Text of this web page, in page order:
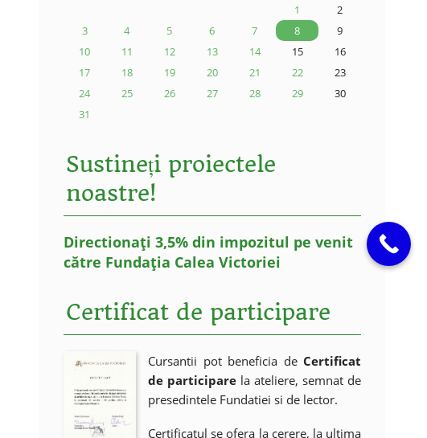
1
2
3
4 5 6 7 8
9
10
11 12 13 14 15
16
17
18 19 20 21 22
23
24
25 26 27 28 29
30
31
Sustineți proiectele
noastre!
Directionați 3,5% din impozitul pe venit
către Fundația Calea Victoriei
Certificat de participare
Cursantii pot beneficia de Certificat
de participare la ateliere, semnat de
presedintele Fundatiei si de lector.
Certificatul se ofera la cerere, la ultima